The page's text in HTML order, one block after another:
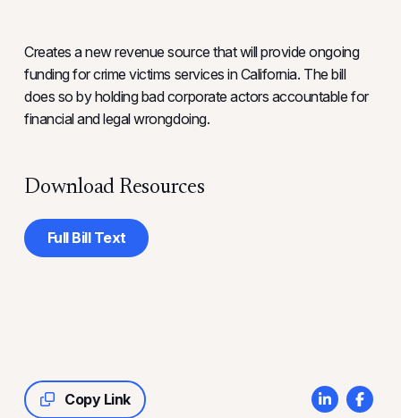
Creates a new revenue source that will provide ongoing
funding for crime victims services in California. The bill
does so by holding bad corporate actors accountable for
financial and legal wrongdoing.
Download Resources
Full Bill Text
Copy Link